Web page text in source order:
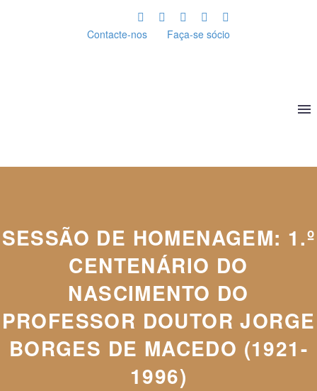
Contacte-nos Faça-se sócio
SESSÃO DE HOMENAGEM: 1.º
CENTENÁRIO DO
NASCIMENTO DO
PROFESSOR DOUTOR JORGE
BORGES DE MACEDO (1921-
1996)